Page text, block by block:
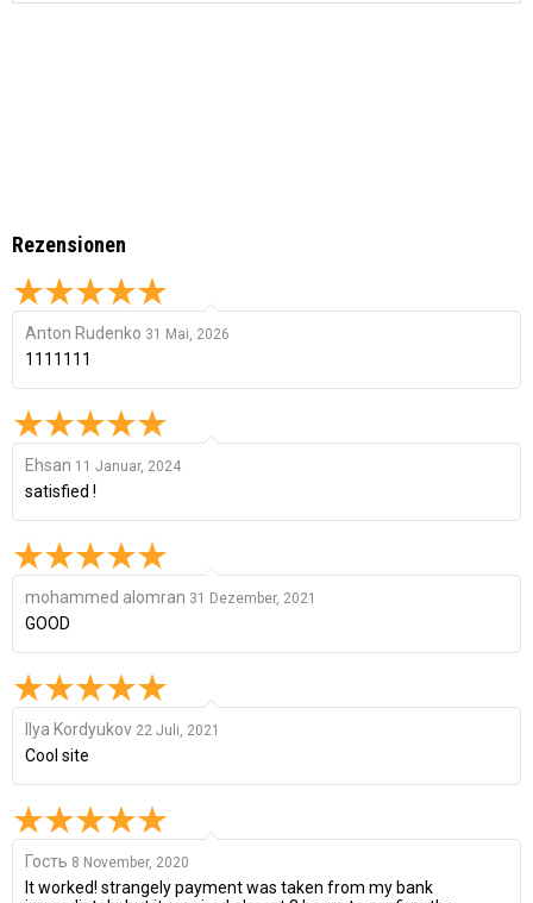
Rezensionen
Anton Rudenko 31 Mai, 2026
1111111
Ehsan 11 Januar, 2024
satisfied !
mohammed alomran 31 Dezember, 2021
GOOD
Ilya Kordyukov 22 Juli, 2021
Cool site
Гость 8 November, 2020
It worked! strangely payment was taken from my bank